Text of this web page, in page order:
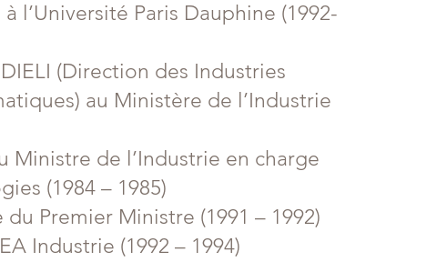
l’Université Paris Dauphine (1992-
(Direction des Industries
au Ministère de l’Industrie
Ministre de l’Industrie en charge
(1984 – 1985)
Premier Ministre (1991 – 1992)
Industrie (1992 – 1994)